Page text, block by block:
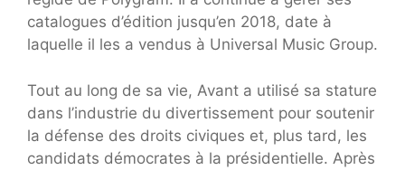
catalogues d’édition jusqu’en 2018, date à
laquelle il les a vendus à Universal Music Group.
Tout au long de sa vie, Avant a utilisé sa stature
dans l’industrie du divertissement pour soutenir
la défense des droits civiques et, plus tard, les
candidats démocrates à la présidentielle. Après